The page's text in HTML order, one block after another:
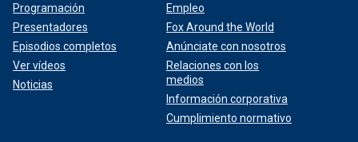
Programación
Presentadores
Episodios completos
Ver vídeos
Noticias
Empleo
Fox Around the World
Anúnciate con nosotros
Relaciones con los
medios
Información corporativa
Cumplimiento normativo